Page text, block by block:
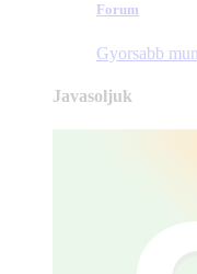
Forum
Gyorsabb
Javasoljuk